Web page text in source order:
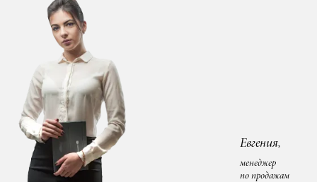
Евгения,
менеджер
по продажам